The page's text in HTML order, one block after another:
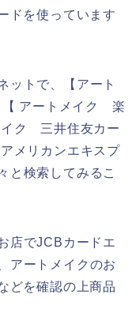
ドを使っています
ットで、【アート
アートメイク 楽
ク 三井住友カー
メリカンエキスプ
と検索してみるこ
店でJCBカードエ
アートメイクのお
どを確認の上商品